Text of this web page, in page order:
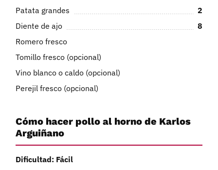
Patata grandes
2
Diente de ajo
8
Romero fresco
Tomillo fresco (opcional)
Vino blanco o caldo (opcional)
Perejil fresco (opcional)
Cómo hacer pollo al horno de Karlos
Arguiñano
Dificultad: Fácil